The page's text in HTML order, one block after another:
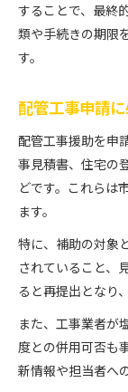
することで、最終
類や手続きの期限
す。
配管工事申請
配管工事援助を申
事見積書、住宅の
どです。これらは
ます。
特に、補助の対象
されていること、
ると再提出となり
また、工事業者が
度との併用可否も
新情報や担当者へ